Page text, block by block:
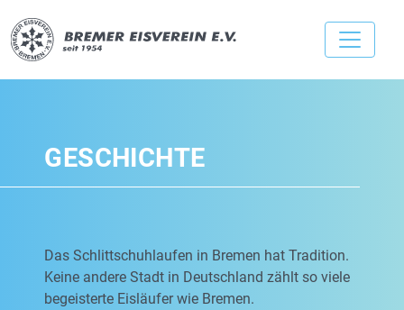
GESCHICHTE
Das Schlittschuhlaufen in Bremen hat Tradition.
Keine andere Stadt in Deutschland zählt so viele
begeisterte Eisläufer wie Bremen.